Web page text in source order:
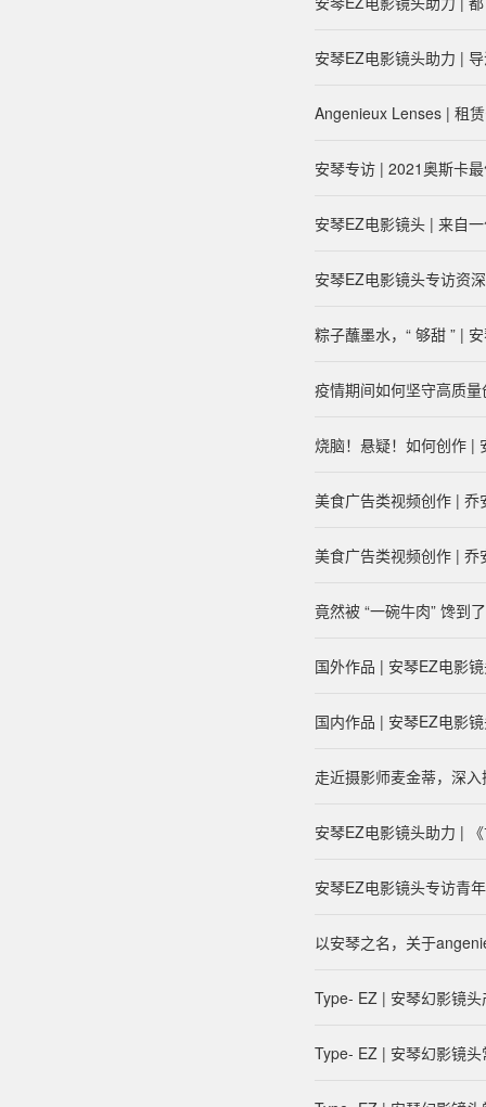
安琴EZ电影镜头助力 |
Angenieux Lenses | 租
安琴专访 | 2021奥斯卡
安琴EZ电影镜头 | 来自
安琴EZ电影镜头专访资
粽子蘸墨水，“ 够甜 ” |
疫情期间如何坚守高质
烧脑！悬疑！如何创作 |
美食广告类视频创作 | 乔
美食广告类视频创作 | 乔
竟然被 “一碗牛肉” 馋到
国外作品 | 安琴EZ电影
国内作品 | 安琴EZ电影
走近摄影师麦金蒂，深
安琴EZ电影镜头助力 |
安琴EZ电影镜头专访青
以安琴之名，关于
Type- EZ | 安琴幻影镜
Type- EZ | 安琴幻影镜